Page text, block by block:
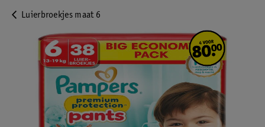
Luierbroekjes maat 6